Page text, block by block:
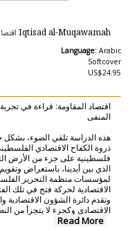
Iqtisad al-Muqawamah اقتصاد المقاومة
Language: Arabic
Softcover
US$24.95
اقتصاد المقاومة: قراءة في
المنفى
هذه الدراسة تلقي الضوء،
ذروة الكفاح الاقتصادي
فلسطينية على جزء من الأرض
الذي بين أيدينا، باستعراض
لمؤسسات منظمة التحرير
الاقتصادية لحركة فتح في تلك
وتقدم دائرة الشؤون
الاقتصادي وكجزء لا يتجزأ من
Read More